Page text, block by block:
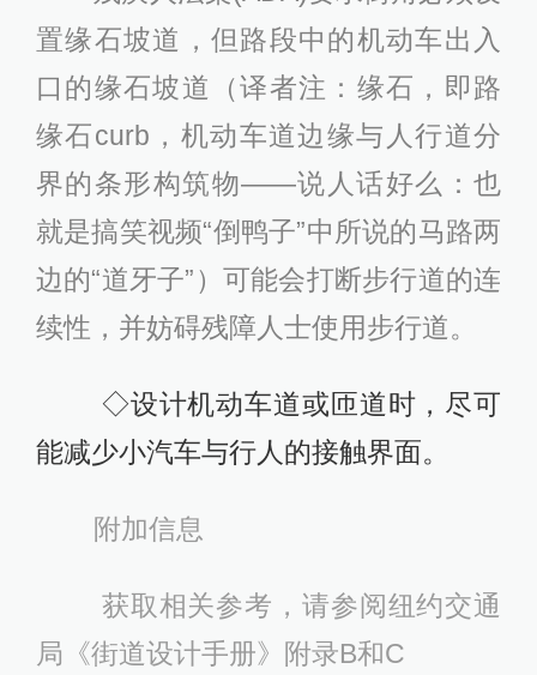
置缘石坡道，但路段中的机动车出入
口的缘石坡道（译者注：缘石，即路
缘石curb，机动车道边缘与人行道分
界的条形构筑物——说人话好么：也
就是搞笑视频“倒鸭子”中所说的马路两
边的“道牙子”）可能会打断步行道的连
续性，并妨碍残障人士使用步行道。
◇设计机动车道或匝道时，尽可
能减少小汽车与行人的接触界面。
附加信息
获取相关参考，请参阅纽约交通
局《街道设计手册》附录B和C